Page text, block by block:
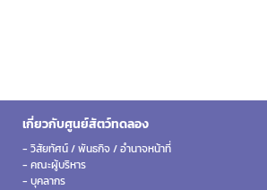
เกี่ยวกับศูนย์สัตว์ทดลอง
- วิสัยทัศน์ / พันธกิจ / อำนาจหน้าที่
- คณะผู้บริหาร
- บุคลากร